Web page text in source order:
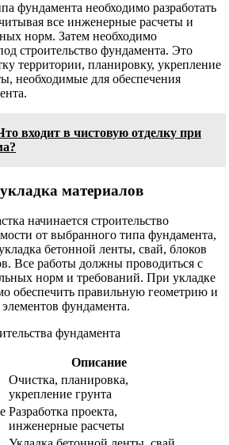
фундамента необходимо разработать
все инженерные расчеты и
норм. Затем необходимо
строительство фундамента. Это
территории, планировку, укрепление
необходимые для обеспечения
входит в чистовую отделку при
материалов
начинается строительство
от выбранного типа фундамента,
бетонной ленты, свай, блоков
Все работы должны проводиться с
норм и требований. При укладке
обеспечить правильную геометрию и
фундамента.
фундамента
Описание
Очистка, планировка,
укрепление грунта
Разработка проекта,
инженерные расчеты